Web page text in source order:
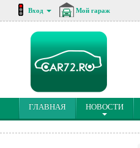
Вход Мой гараж
ГЛАВНАЯ(CURRENT)
НОВОСТИ